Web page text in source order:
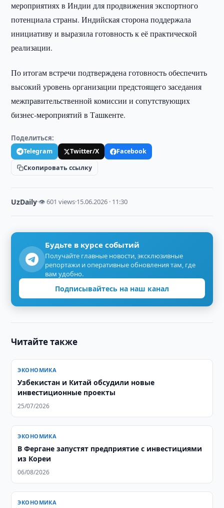
мероприятиях в Индии для продвижения экспортного
потенциала страны. Индийская сторона поддержала
инициативу и выразила готовность к её практической
реализации.
По итогам встречи подтверждена готовность обеспечить
высокий уровень организации предстоящего заседания
межправительственной комиссии и сопутствующих
бизнес-мероприятий в Ташкенте.
Поделиться:
Telegram Twitter/X
Facebook
Скопировать ссылку
UzDaily·👁 601 views·15.06.2026 · 11:30
Будьте в курсе событий
Получайте главные новости, эксклюзивные
репортажи и оперативные обновления там, где
вам удобно.
Подписывайтесь на наш канал
Читайте также
ЭКОНОМИКА
Узбекистан и Китай обсудили новые
инвестиционные проекты
25/07/2026
ЭКОНОМИКА
В Фергане запустят предприятие с инвестициями
из Кореи
06/08/2026
ЭКОНОМИКА